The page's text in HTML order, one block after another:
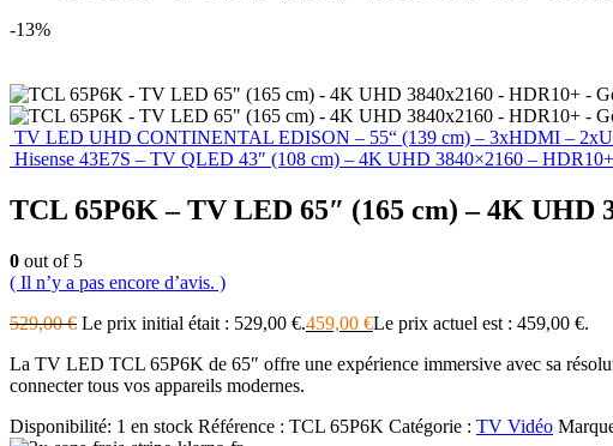
-13%
TV LED UHD CONTINENTAL EDISON – 55“ (139 cm) – 3xHDMI –
Hisense 43E7S – TV QLED 43″ (108 cm) – 4K UHD 3840×2160 –
TCL 65P6K – TV LED 65″ (165 cm) – 4K UHD
0 out of 5
( Il n’y a pas encore d’avis. )
529,00€ Le prix initial était : 529,00 €.459,00 €Le prix actuel est : 459,00 €.
La TV LED TCL 65P6K de 65″ offre une expérience immersive avec sa
connecter tous vos appareils modernes.
Disponibilité: 1 en stock Référence : TCL 65P6K Catégorie : TV Vidéo